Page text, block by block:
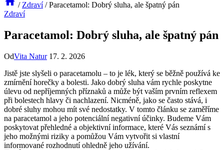
/ Zdraví / Paracetamol: Dobrý sluha, ale špatný pán
Zdraví
Paracetamol: Dobrý sluha, ale špatný pán
OdVita Natur 17. 2. 2026
Jistě jste slyšeli o paracetamolu – to je lék, který se běžně používá ke
zmírnění horečky a bolesti. Jako dobrý sluha vám rychle poskytne
úlevu od nepříjemných příznaků a může být vaším prvním reflexem
při bolestech hlavy či nachlazení. Nicméně, jako se často stává, i
dobré sluhy mohou mít své nedostatky. V tomto článku se zaměříme
na paracetamol a jeho potenciální negativní účinky. Budeme Vám
poskytovat přehledné a objektivní informace, které Vás seznámí s
jeho možnými riziky a pomůžou Vám vytvořit si vlastní
informované rozhodnutí ohledně jeho užívání.